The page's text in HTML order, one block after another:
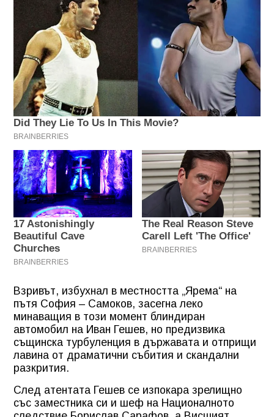
Взривът, избухнал в местността „Ярема“ на
пътя София – Самоков, засегна леко
минаващия в този момент блиндиран
автомобил на Иван Гешев, но предизвика
същинска турбуленция в държавата и отприщи
лавина от драматични събития и скандални
разкрития.
След атентата Гешев се изпокара зрелищно
със заместника си и шеф на Националното